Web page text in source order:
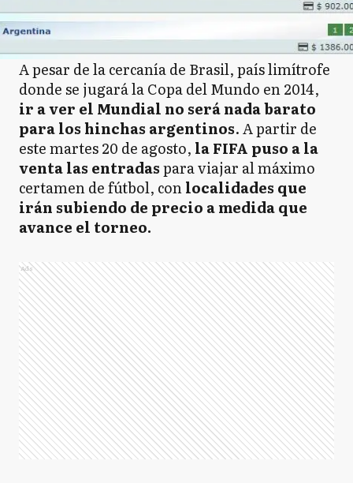
A pesar de la cercanía de Brasil, país limítrofe
donde se jugará la Copa del Mundo en 2014,
ir a ver el Mundial no será nada barato
para los hinchas argentinos. A partir de
este martes 20 de agosto, la FIFA puso a la
venta las entradaspara viajar al máximo
certamen de fútbol, conlocalidades que
irán subiendo de precio a medida que
avance el torneo.
Ads